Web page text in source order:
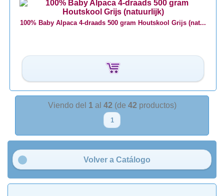
100% Baby Alpaca 4-draads 500 gram Houtskool Grijs (nat...
Viendo del 1al 42 (de 42 productos)
1
Volver a Catálogo